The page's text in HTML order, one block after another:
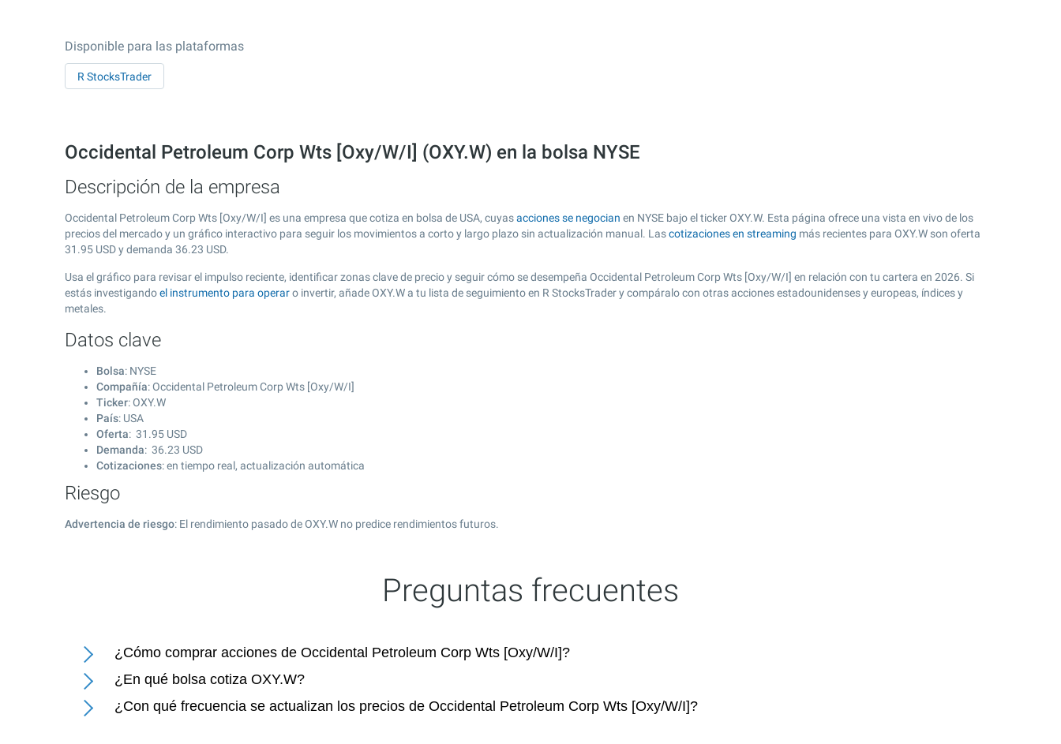
Disponible para las plataformas
R StocksTrader
Occidental Petroleum Corp Wts [Oxy/W/I] (OXY.W) en la bolsa NYSE
Descripción de la empresa
Occidental Petroleum Corp Wts [Oxy/W/I] es una empresa que cotiza en bolsa de USA, cuyasacciones se negocian en NYSE bajo el ticker OXY.W. Esta página ofrece una vista en vivo de los
precios del mercado y un gráfico interactivo para seguir los movimientos a corto y largo plazo sin actualización manual. Lascotizaciones en streaming más recientes para OXY.W son oferta
31.95 USD y demanda 36.23 USD.
Usa el gráfico para revisar el impulso reciente, identificar zonas clave de precio y seguir cómo se desempeña Occidental Petroleum Corp Wts [Oxy/W/I] en relación con tu cartera en 2026. Si
estás investigandoel instrumento para operaro invertir, añade OXY.W a tu lista de seguimiento en R StocksTrader y compáralo con otras acciones estadounidenses y europeas, índices y
metales.
Datos clave
Bolsa: NYSE
Compañía: Occidental Petroleum Corp Wts [Oxy/W/I]
Ticker: OXY.W
País: USA
Oferta: 31.95 USD
Demanda: 36.23 USD
Cotizaciones: en tiempo real, actualización automática
Riesgo
Advertencia de riesgo: El rendimiento pasado de OXY.W no predice rendimientos futuros.
Preguntas frecuentes
¿Cómo comprar acciones de Occidental Petroleum Corp Wts [Oxy/W/I]?
¿En qué bolsa cotiza OXY.W?
¿Con qué frecuencia se actualizan los precios de Occidental Petroleum Corp Wts [Oxy/W/I]?